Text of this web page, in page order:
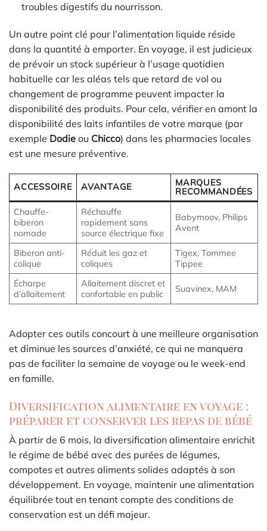
troubles digestifs du nourrisson.
Un autre point clé pour l’alimentation liquide réside
dans la quantité à emporter. En voyage, il est judicieux
de prévoir un stock supérieur à l’usage quotidien
habituelle car les aléas tels que retard de vol ou
changement de programme peuvent impacter la
disponibilité des produits. Pour cela, vérifier en amont la
disponibilité des laits infantiles de votre marque (par
exemple Dodie ou Chicco) dans les pharmacies locales
est une mesure préventive.
ACCESSOIRE AVANTAGE
MARQUES
RECOMMANDÉES
Chauffe-
biberon
nomade
Réchauffe
rapidement sans
source électrique fixe
Babymoov, Philips
Avent
Biberon anti-
colique
Réduit les gaz et
coliques
Tigex, Tommee
Tippee
Écharpe
d’allaitement
Allaitement discret et
confortable en public
Suavinex, MAM
Adopter ces outils concourt à une meilleure organisation
et diminue les sources d’anxiété, ce qui ne manquera
pas de faciliter la semaine de voyage ou le week-end
en famille.
Diversification alimentaire en voyage :
préparer et conserver les repas de bébé
À partir de 6 mois, la diversification alimentaire enrichit
le régime de bébé avec des purées de légumes,
compotes et autres aliments solides adaptés à son
développement. En voyage, maintenir une alimentation
équilibrée tout en tenant compte des conditions de
conservation est un défi majeur.